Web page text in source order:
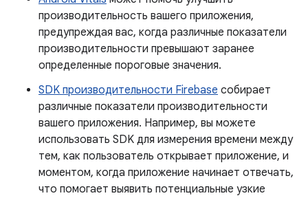
производительность вашего приложения,
предупреждая вас, когда различные показатели
производительности превышают заранее
определенные пороговые значения.
SDK производительности Firebase собирает
различные показатели производительности
вашего приложения. Например, вы можете
использовать SDK для измерения времени между
тем, как пользователь открывает приложение, и
моментом, когда приложение начинает отвечать,
что помогает выявить потенциальные узкие